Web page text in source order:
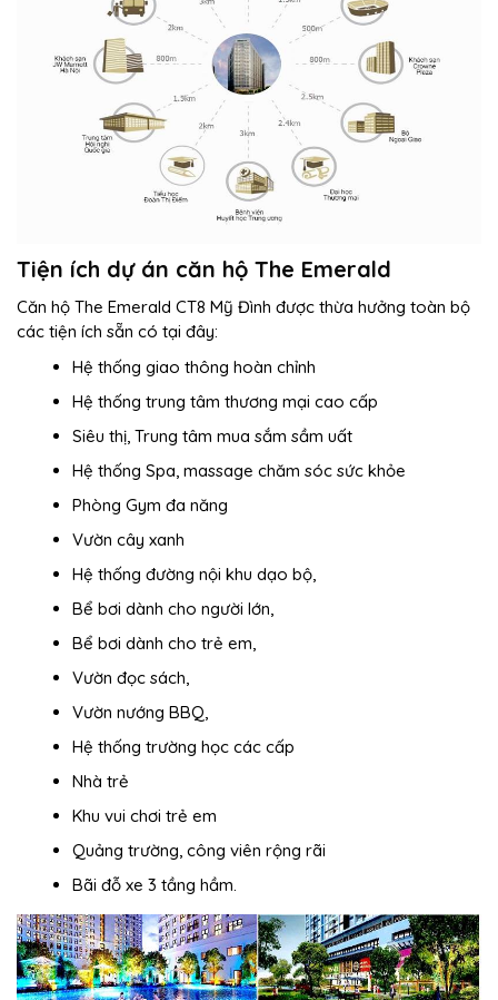
Tiện ích dự án căn hộ The Emerald
Căn hộ The Emerald CT8 Mỹ Đình được thừa hưởng toàn bộ
các tiện ích sẵn có tại đây:
Hệ thống giao thông hoàn chỉnh
Hệ thống trung tâm thương mại cao cấp
Siêu thị, Trung tâm mua sắm sầm uất
Hệ thống Spa, massage chăm sóc sức khỏe
Phòng Gym đa năng
Vườn cây xanh
Hệ thống đường nội khu dạo bộ,
Bể bơi dành cho người lớn,
Bể bơi dành cho trẻ em,
Vườn đọc sách,
Vườn nướng BBQ,
Hệ thống trường học các cấp
Nhà trẻ
Khu vui chơi trẻ em
Quảng trường, công viên rộng rãi
Bãi đỗ xe 3 tầng hầm.